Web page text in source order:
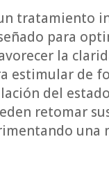
tratamiento
para
la
estimular de
del
retomar